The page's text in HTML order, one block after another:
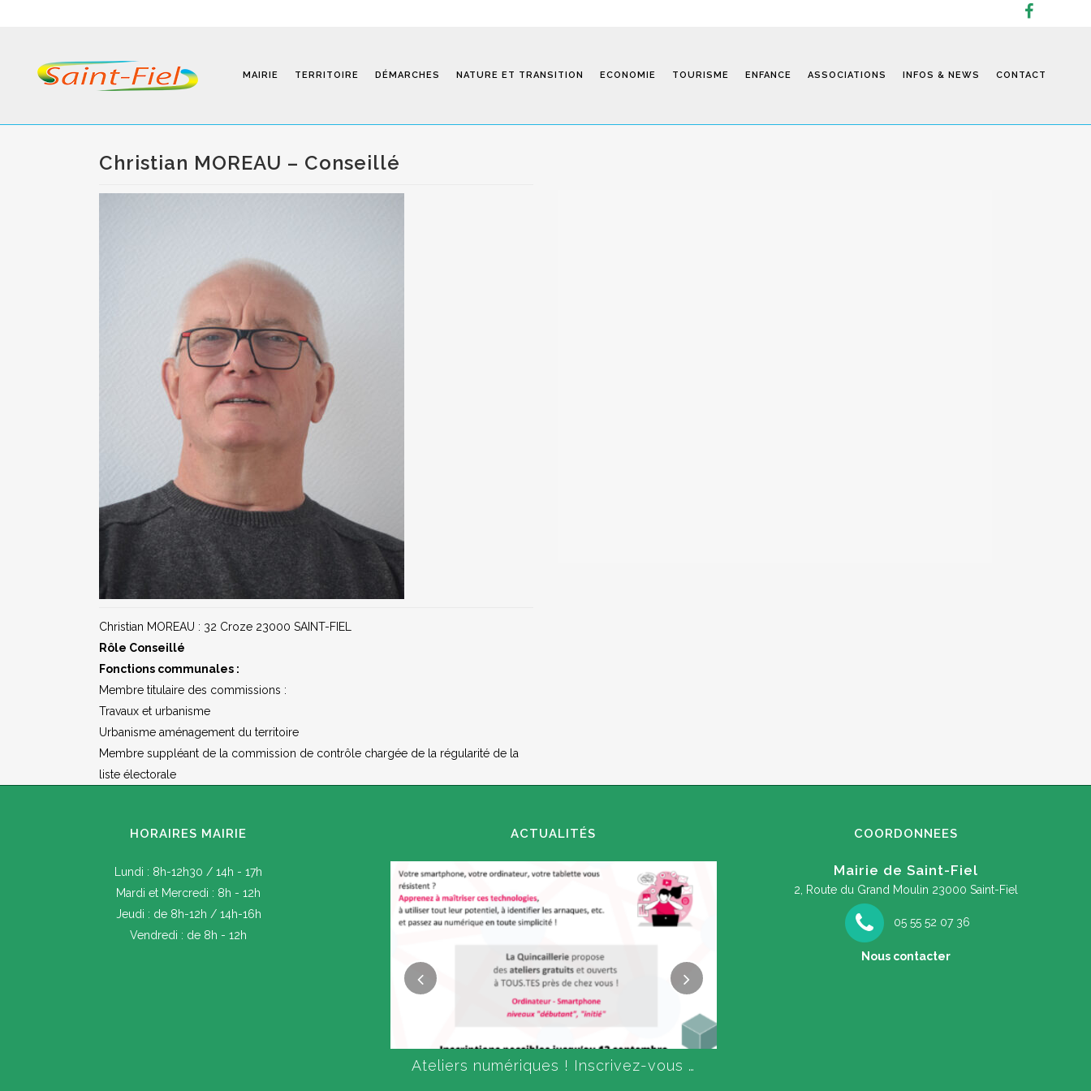
MAIRIE TERRITOIRE DÉMARCHES NATURE ET TRANSITION ECONOMIE TOURISME ENFANCE
Programmes
Modalités D’inscription
ASSOCIATIONS INFOS & NEWS CONTACT
Christian MOREAU – Conseillé
Christian MOREAU : 32 Croze 23000 SAINT-FIEL
Rôle Conseillé
Fonctions communales :
Membre titulaire des commissions :
Travaux et urbanisme
Urbanisme aménagement du territoire
Membre suppléant de la commission de contrôle chargée de la régularité de la
liste électorale
HORAIRES MAIRIE
Lundi : 8h-12h30 / 14h - 17h
Mardi et Mercredi : 8h - 12h
Jeudi : de 8h-12h / 14h-16h
Vendredi : de 8h - 12h
ACTUALITÉS
Les prochaines dates de don de sang
Ateliers numériques ! Inscrivez-vous …
COORDONNEES
Mairie de Saint-Fiel
2, Route du Grand Moulin 23000 Saint-Fiel
05 55 52 07 36
Nous contacter